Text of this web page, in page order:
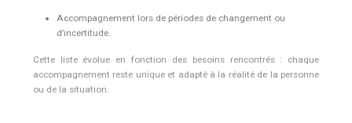
Accompagnement lors de périodes de changement ou
d’incertitude.
Cette liste évolue en fonction des besoins rencontrés : chaque
accompagnement reste unique et adapté à la réalité de la personne
ou de la situation.